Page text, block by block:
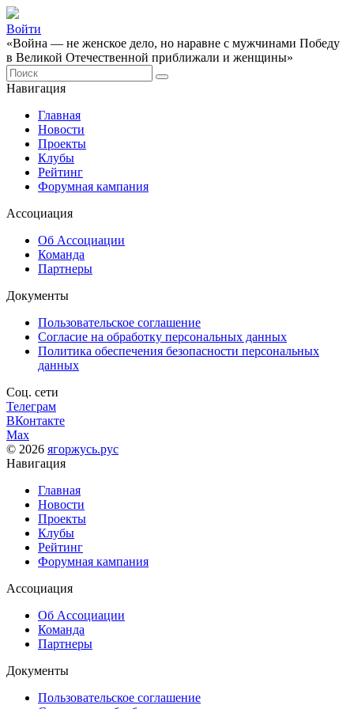
Войти
«Война — не женское дело, но наравне с мужчинами Победу
в Великой Отечественной приближали и женщины»
Навигация
Главная
Новости
Проекты
Клубы
Рейтинг
Форумная кампания
Ассоциация
Об Ассоциации
Команда
Партнеры
Документы
Пользовательское соглашение
Согласие на обработку персональных данных
Политика обеспечения безопасности персональных
данных
Соц. сети
Телеграм
ВКонтакте
Max
© 2026 ягоржусь.рус
Навигация
Главная
Новости
Проекты
Клубы
Рейтинг
Форумная кампания
Ассоциация
Об Ассоциации
Команда
Партнеры
Документы
Пользовательское соглашение